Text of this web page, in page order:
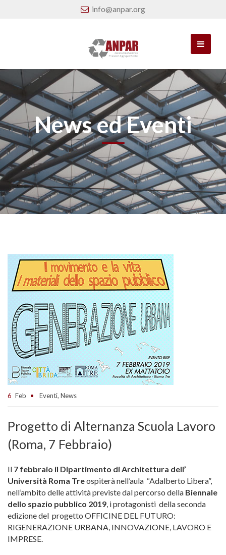
info@anpar.org
News ed Eventi
6 Feb Eventi, News
Progetto di Alternanza Scuola Lavoro
(Roma, 7 Febbraio)
Il 7 febbraio il Dipartimento di Architettura dell’
Università Roma Treospiterà nell’aula “Adalberto Libera”,
nell’ambito delle attività previste dal percorso della Biennale
dello spazio pubblico 2019, i protagonisti della seconda
edizione del progetto OFFICINE DEL FUTURO:
RIGENERAZIONE URBANA, INNOVAZIONE, LAVORO E
IMPRESE.